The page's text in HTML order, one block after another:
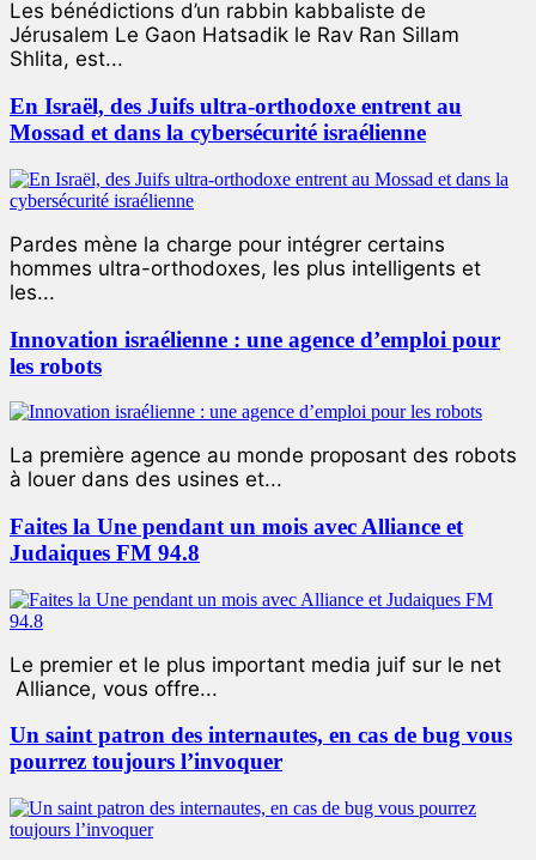
Les bénédictions d’un rabbin kabbaliste de
Jérusalem Le Gaon Hatsadik le Rav Ran Sillam
Shlita, est...
En Israël, des Juifs ultra-orthodoxe entrent au
Mossad et dans la cybersécurité israélienne
Pardes mène la charge pour intégrer certains
hommes ultra-orthodoxes, les plus intelligents et
les...
Innovation israélienne : une agence d’emploi pour
les robots
La première agence au monde proposant des robots
à louer dans des usines et...
Faites la Une pendant un mois avec Alliance et
Judaiques FM 94.8
Le premier et le plus important media juif sur le net
Alliance, vous offre...
Un saint patron des internautes, en cas de bug vous
pourrez toujours l’invoquer